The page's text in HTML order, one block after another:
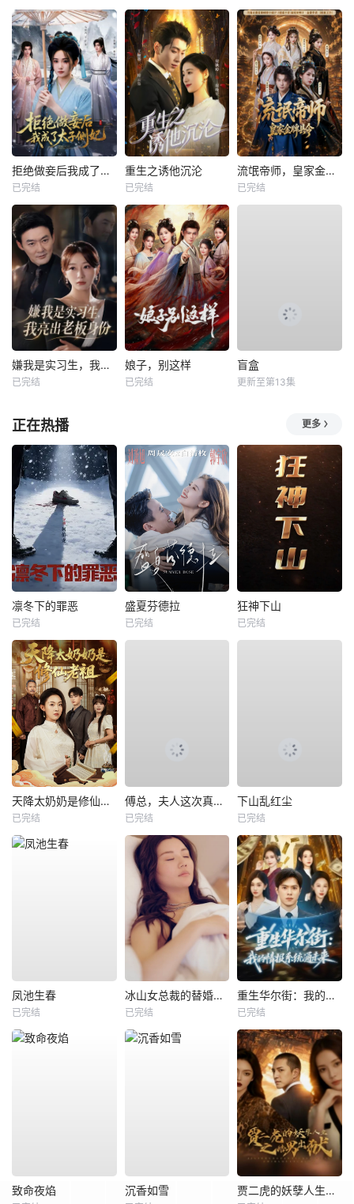
拒绝做妾后我成了太子侧妃
已完结
重生之诱他沉沦
已完结
流氓帝师，皇家金牌县令
已完结
嫌我是实习生，我亮出老板身份
已完结
娘子，别这样
已完结
盲盒
更新至第13集
正在热播 更多
凛冬下的罪恶
已完结
盛夏芬德拉
已完结
狂神下山
已完结
天降太奶奶是修仙老祖
已完结
傅总，夫人这次真的死了
已完结
下山乱红尘
已完结
凤池生春
已完结
冰山女总裁的替婚兵王
已完结
重生华尔街：我的情报系统通未来
已完结
致命夜焰 沉香如雪 贾二虎的妖孽人生之皓男出狱